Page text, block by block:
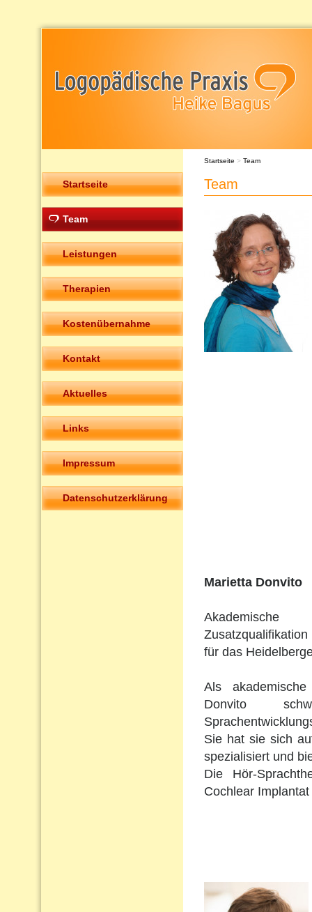
Startseite
Team
Leistungen
Therapien
Kostenübernahme
Kontakt
Aktuelles
Links
Impressum
Datenschutzerklärung
Startseite > Team
Team
Marietta Donvito
für das
Als
Donvito
Sie hat sie sich
spezialisiert und
Die Hör-
Cochlear